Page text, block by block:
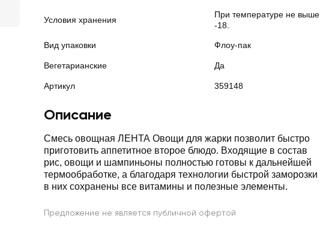
Условия хранения
При температуре не выше
-18.
Вид упаковки Флоу-пак
Вегетарианские Да
Артикул 359148
Описание
Смесь овощная ЛЕНТА Овощи для жарки позволит быстро
приготовить аппетитное второе блюдо. Входящие в состав
рис, овощи и шампиньоны полностью готовы к дальнейшей
термообработке, а благодаря технологии быстрой заморозки
в них сохранены все витамины и полезные элементы.
Предложение не является публичной офертой